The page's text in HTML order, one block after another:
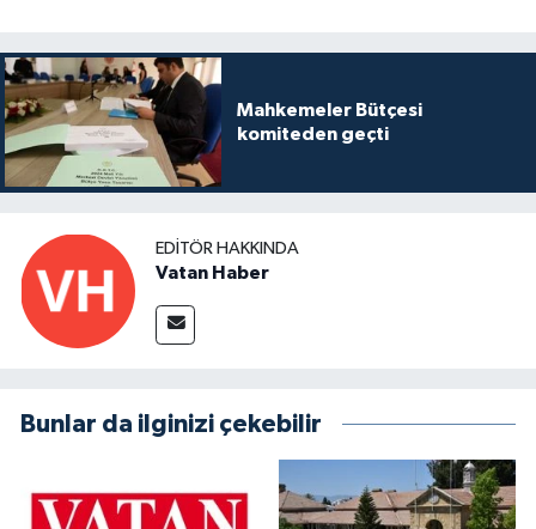
Mahkemeler Bütçesi
komiteden geçti
EDITÖR HAKKINDA
Vatan Haber
Bunlar da ilginizi çekebilir